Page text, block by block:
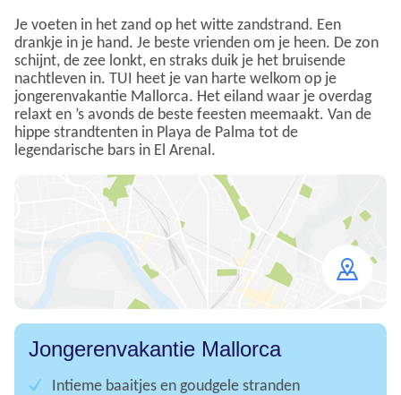
Je voeten in het zand op het witte zandstrand. Een
drankje in je hand. Je beste vrienden om je heen. De zon
schijnt, de zee lonkt, en straks duik je het bruisende
nachtleven in. TUI heet je van harte welkom op je
jongerenvakantie Mallorca. Het eiland waar je overdag
relaxt en ’s avonds de beste feesten meemaakt. Van de
hippe strandtenten in Playa de Palma tot de
legendarische bars in El Arenal.
map
Jongerenvakantie Mallorca
Intieme baaitjes en goudgele stranden